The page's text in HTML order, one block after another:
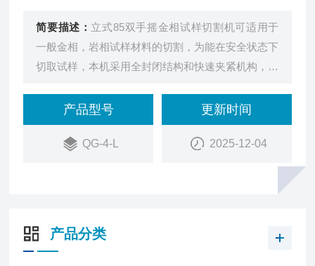
简要描述： 立式85双手摇金相试样切割机可适用于
一般金相，岩相试样材料的切割，为能在安全状态下
切取试样，本机采用全封闭结构和快速夹紧机构，并
和操作保养等方便，该机的内外罩壳，钳口和工作台
面等主要零部件均采用不锈钢材料制成，是切割试样
的优良设备。
产品型号
QG-4-L
更新时间
2025-12-04
产品分类